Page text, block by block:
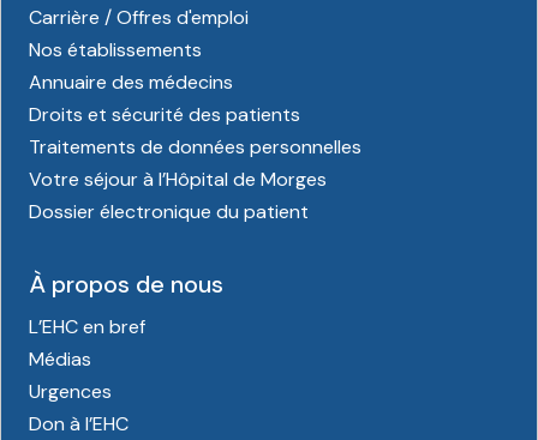
Carrière / Offres d'emploi
Nos établissements
Annuaire des médecins
Droits et sécurité des patients
Traitements de données personnelles
Votre séjour à l’Hôpital de Morges
Dossier électronique du patient
À propos de nous
L’EHC en bref
Médias
Urgences
Don à l’EHC